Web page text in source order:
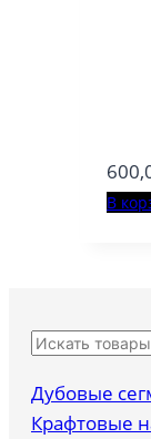
В
Дубовые
Крафтовые